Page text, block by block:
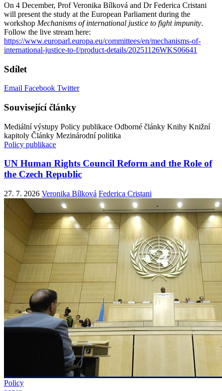
On 4 December, Prof Veronika Bílková and Dr Federica Cristani
will present the study at the European Parliament during the
workshop Mechanisms of international justice to fight impunity.
Follow the live stream here:
https://www.europarl.europa.eu/committees/en/mechanisms-of-
international-justice-to-f/product-details/20251126WKS06641
Sdílet
Email Facebook Twitter
Související články
Mediální výstupy Policy publikace Odborné články Knihy Knižní
kapitoly Články Mezinárodní politika
Policy publikace
UN Human Rights Council Reform and the Role of
the Czech Republic
27. 7. 2026 Veronika Bílková Federica Cristani
Policy